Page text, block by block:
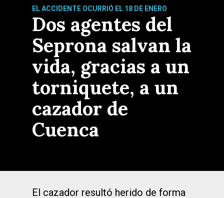
EL ACCIDENTE OCURRIÓ EL 18 DE ENERO
Dos agentes del
Seprona salvan la
vida, gracias a un
torniquete, a un
cazador de
Cuenca
El cazador resultó herido de forma